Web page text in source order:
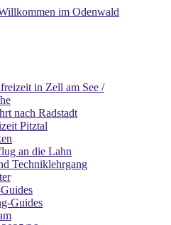
in Zell am See /
nach Radstadt
Pitztal
an die Lahn
Techniklehrgang
Guides